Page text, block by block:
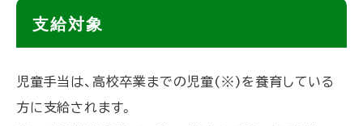
支給対象
児童手当は、高校卒業までの児童(※)を養育している
方に支給されます。